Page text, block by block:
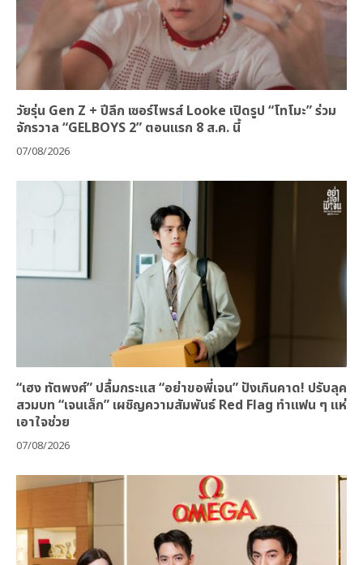
วัยรุ่น Gen Z + ปีลึก เซอร์ไพรส์ Looke เปิดรูป “โทโมะ” ร่วม
จักรวาล “GELBOYS 2” ตอนแรก 8 ส.ค. นี้
07/08/2026
“เฮง ทัตพงศ์” ปลื้มกระแส “อย่าขอพี่เจน” ปังเกินคาด! ปรับลุค
สวมบท “เจนเล็ก” เผชิญความสัมพันธ์ Red Flag ทำแฟน ๆ แห่
เอาใจช่วย
07/08/2026